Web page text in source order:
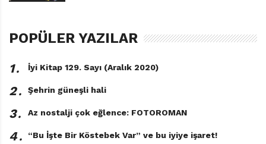
POPÜLER YAZILAR
1․ İyi Kitap 129. Sayı (Aralık 2020)
2․ Şehrin güneşli hali
3․ Az nostalji çok eğlence: FOTOROMAN
4․ “Bu İşte Bir Köstebek Var” ve bu iyiye işaret!